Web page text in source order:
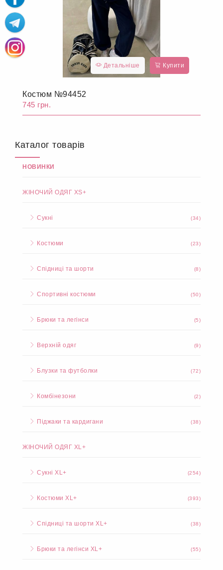
Детальніше Купити
Костюм №94452
745 грн.
Каталог товарів
НОВИНКИ
ЖІНОЧИЙ ОДЯГ XS+
Сукні (34)
Костюми (23)
Спідниці та шорти (8)
Спортивні костюми (50)
Брюки та легінси (5)
Верхній одяг (9)
Блузки та футболки (72)
Комбінезони (2)
Піджаки та кардигани (38)
ЖІНОЧИЙ ОДЯГ XL+
Сукні XL+ (254)
Костюми XL+ (393)
Спідниці та шорти XL+ (38)
Брюки та легінси XL+ (55)